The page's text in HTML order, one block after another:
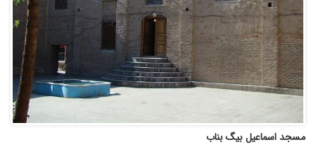
مسجد اسماعیل بیگ بناب